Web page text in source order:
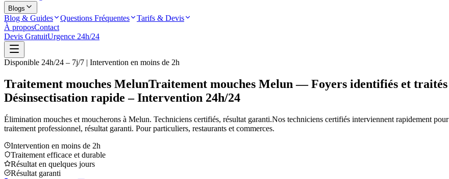
Blogs
Blog & Guides Questions Fréquentes
Tarifs & Devis
À proposContact
Devis GratuitUrgence 24h/24
Disponible 24h/24 – 7j/7 | Intervention en moins de 2h
Traitement mouches MelunTraitement mouches Melun — Foyers identifiés et traités
Désinsectisation rapide – Intervention 24h/24
Élimination mouches et moucherons à Melun. Techniciens certifiés, résultat garanti.Nos techniciens certifiés interviennent rapidement
traitement professionnel, résultat garanti. Pour particuliers, restaurants et commerces.
Intervention en moins de 2h
Traitement efficace et durable
Résultat en quelques jours
Résultat garanti